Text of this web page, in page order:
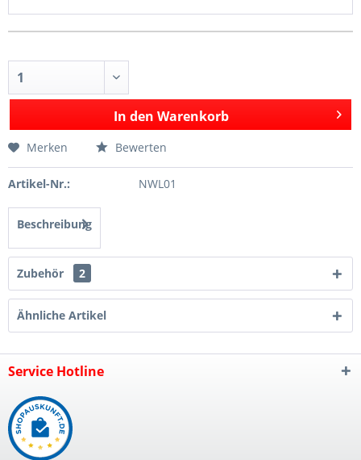
In den Warenkorb
Merken Bewerten
Artikel-Nr.: NWL01
Beschreibung
Zubehör 2
Ähnliche Artikel
Service Hotline